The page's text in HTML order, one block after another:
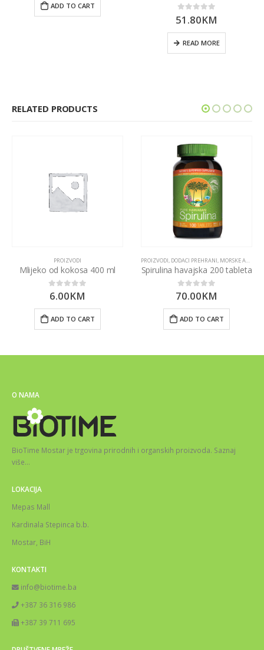
ADD TO CART
0 out of 5
51.80KM
READ MORE
RELATED PRODUCTS
PROIZVODI
Mlijeko od kokosa 400 ml
0out of 5
6.00KM
ADD TO CART
PROIZVODI, DODACI PREHRANI, MORSKE ALGE I LJEKOVITE GLJIVE
Spirulina havajska 200 tableta
0out of 5
70.00KM
ADD TO CART
O NAMA
BioTime Mostar je trgovina prirodnih i organskih proizvoda. Saznaj
više…
LOKACIJA
Mepas Mall
Kardinala Stepinca b.b.
Mostar, BiH
KONTAKTI
info@biotime.ba
+387 36 316 986
+387 39 711 695